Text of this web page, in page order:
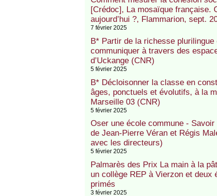
[Crédoc], La mosaïque française.
aujourd’hui ?, Flammarion, sept.
7 février 2025
B* Partir de la richesse plurilingue
communiquer à travers des
d’Uckange (CNR)
5 février 2025
B* Décloisonner la classe en
âges, ponctuels et évolutifs, à la
Marseille 03 (CNR)
5 février 2025
Oser une école commune -
de Jean-Pierre Véran et Régis
avec les directeurs)
5 février 2025
Palmarès des Prix La main à la
un collège REP à Vierzon et deux
primés
3 février 2025